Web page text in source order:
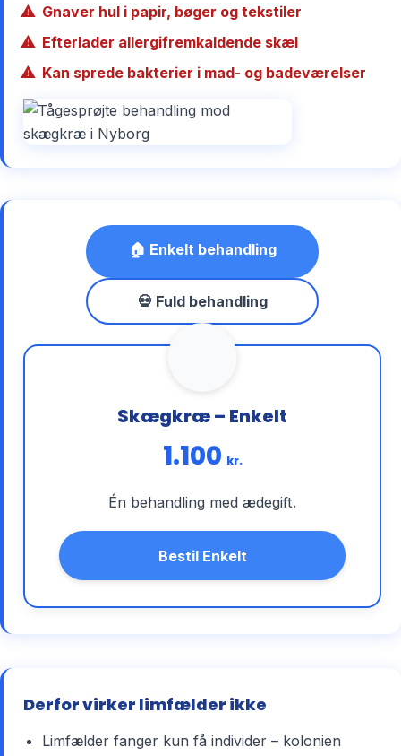
Gnaver hul i papir, bøger og tekstiler
Efterlader allergifremkaldende skæl
Kan sprede bakterier i mad- og badeværelser
🏠 Enkelt behandling
💀 Fuld behandling
Skægkræ – Enkelt
1.100 kr.
Én behandling med ædegift.
Bestil Enkelt
Derfor virker limfælder ikke
Limfælder fanger kun få individer – kolonien